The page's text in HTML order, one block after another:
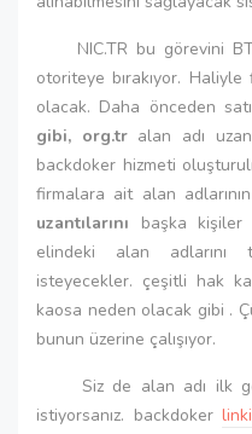
NIC.TR bu görevini
otoriteye bırakıyor.
olacak. Daha önceden
gibi, org.tralan adı
backdoker hizmeti
firmalara ait alan adlarının
uzantılarını başka
elindeki alan adlarını
isteyecekler. çeşitli hak
kaosa neden olacak gibi .
bunun üzerine çalışıyor.
Siz de alan adı ilk
istiyorsanız. backdokerlinki